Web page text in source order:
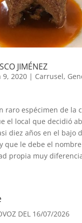
JIMÉNEZ
9, 2020| Carrusel,
raro espécimen de la
el local que decidió
diez años en el bajo
que le debe el
propia muy
DEL 16/07/2026